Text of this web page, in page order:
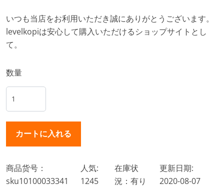
いつも当店をお利用いただき誠にありがとうございます。
levelkopiは安心して購入いただけるショップサイトとし
て。
数量
商品货号：
sku10100033341
人気:
1245
在庫状
況：有り
更新日期:
2020-08-07